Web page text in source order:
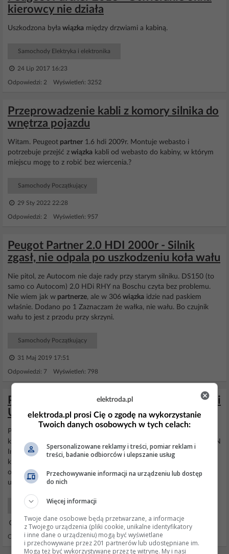
kierowcy nie działa
Uszkodzona była wiązka między drzwiami a kabiną.
Samochody Elektryka i elektronika
24 Lip 2017 16:23
Odpowiedzi: 2 Wyświetleń: 3252
Przeprowadzenie kabli z komory silnika do
wnętrza pojazdu
Witam. Peugeot partner 1.6 hdi 2009r. Montuje webasto i
potrzebuje przejść z wiązka kabli od webasto do kabiny, w którym
miejscu mogę to z robić bez wiercenia.?
Samochody Początkujący
29 Sty 2022 22:28
Odpowiedzi: 2 Wyświetleń: 957
Peugot Partner 2.0 HDI 2000r - Silnik
zgasł, nie odpala po uszkodzeniu koła wału
Nie pitol, ze Autocom nie daje rady przy starym silniku. DS150 (to
samo co Autocom) 2.0 HDi RHY na Boschu czyta bez problemu.
Nie wiem jak w partnerze, ale w 306 wiązka idzie nad paskiem
właśnie. Dodano po 1 Zaznaczam że wałka, nie wału. Bo czujnik
wału to jest z przodu przy skrzyni.
Samochody Początkujący
31 Maj 2019 17:51
Odpowiedzi: 7 Wyświetleń: 798
Peugeot Partner II Tepee HDI - Błąd F031 i
U1318 problem z DPF
Pacjent Peugeot
kontroli silnika U1318 EDC17C10_BR2 Sieć międzysystemowa CAN
Inteligentny moduł sterujący F031 BSI Usterka brak komunikacji z
kalkulatorem dodat. oleju napędowego Samochód z przebiegiem
około 80k, rocznik 2012, zakupiony w 2015 z z przebiegiem 12k,
użytkowany bez żadnych problemów przez 4...
Samochody Elektryka i elektronika
07 Mar 2023 20:08
Odpowiedzi: 5 Wyświetleń: 7290
elektroda.pl
elektroda.pl prosi Cię o zgodę na wykorzystanie
Twoich danych osobowych w tych celach:
Spersonalizowane reklamy i treści, pomiar reklam i
treści, badanie odbiorców i ulepszanie usług
Przechowywanie informacji na urządzeniu lub dostęp
do nich
Więcej informacji
Twoje dane osobowe będą przetwarzane, a informacje
z Twojego urządzenia (pliki cookie, unikalne identyfikatory
i inne dane o urządzeniu) mogą być wyświetlane
i przechowywane przez 201 partnerów lub udostępniane im.
Mogą też być wykorzystywane przez tę witrynę. My i nasi